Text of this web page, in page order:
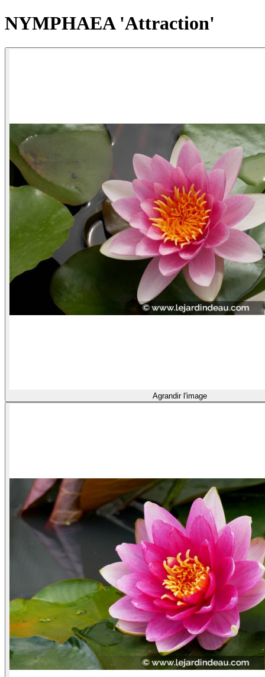
NYMPHAEA 'Attraction'
Agrandir l'image